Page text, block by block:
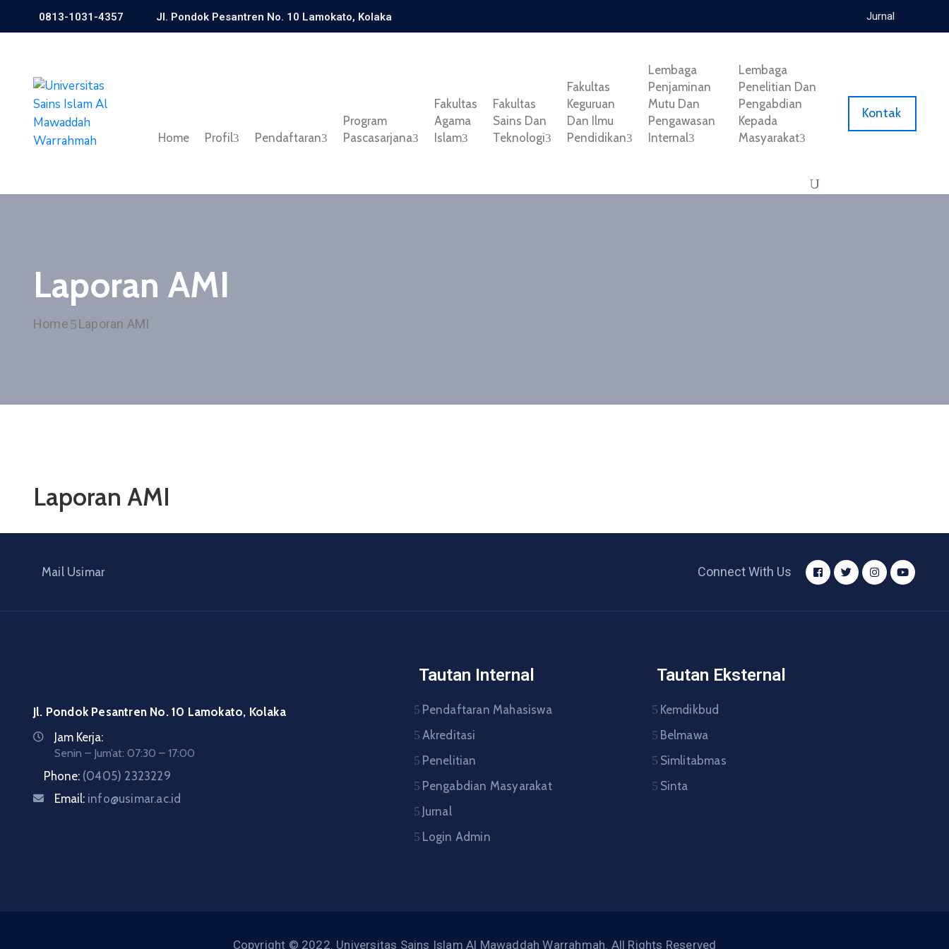
0813-1031-4357 Jl. Pondok Pesantren No. 10 Lamokato, Kolaka Jurnal
Home Profil Pendaftaran
Program
Pascasarjana
Fakultas
Agama
Islam
Fakultas
Sains Dan
Teknologi
Fakultas
Keguruan
Dan Ilmu
Pendidikan
Lembaga
Penjaminan
Mutu Dan
Pengawasan
Internal
Lembaga
Penelitian Dan
Pengabdian
Kepada
Masyarakat
Kontak
Laporan AMI
Home Laporan AMI
Laporan AMI
Mail Usimar Connect With Us
Jl. Pondok Pesantren No. 10 Lamokato, Kolaka
Jam Kerja:
Senin – Jum’at: 07:30 – 17:00
Phone: (0405) 2323229
Email: info@usimar.ac.id
Tautan Internal
Pendaftaran Mahasiswa
Akreditasi
Penelitian
Pengabdian Masyarakat
Jurnal
Login Admin
Tautan Eksternal
Kemdikbud
Belmawa
Simlitabmas
Sinta
Copyright © 2022. Universitas Sains Islam Al Mawaddah Warrahmah. All Rights Reserved